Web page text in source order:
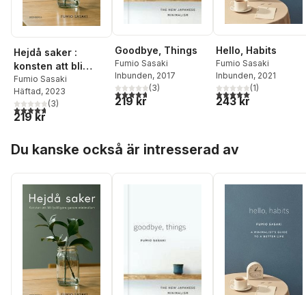
Hejdå saker :
konsten att bli
lyckligare genom
minimalism
Fumio Sasaki
Häftad, 2023
4,7utav 5 stjärnor. Totalt antal röster:
(3)
219 kr
Goodbye, Things
Fumio Sasaki
Inbunden, 2017
4,7utav 5 stjärnor. Totalt antal röster:
(3)
219 kr
Hello, Habits
Fumio Sasaki
Inbunden, 2021
5,0utav 5 stjärnor.
(1)
243 kr
Du kanske också är intresserad av